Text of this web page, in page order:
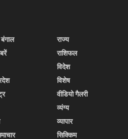
राज्य
राशिफल
विदेश
विशेष
वीडियो गैलरी
व्यंग्य
व्यापार
सिक्किम